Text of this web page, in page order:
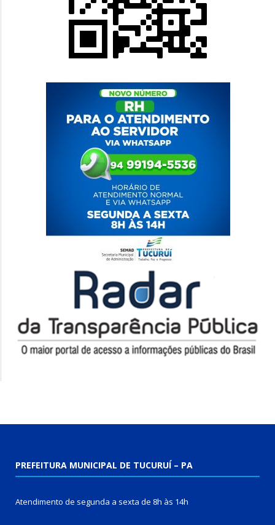
PREFEITURA MUNICIPAL DE TUCURUÍ – PA
Atendimento de segunda a sexta de 8h às 14h